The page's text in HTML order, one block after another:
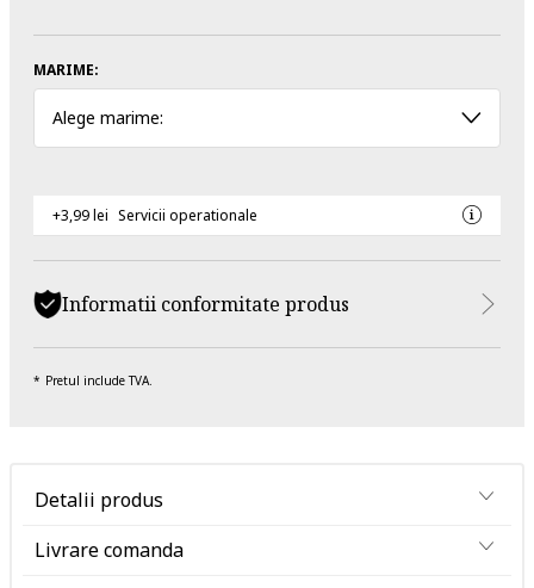
MARIME:
Alege marime:
+3,99 lei Servicii operationale
Informatii conformitate produs
Pretul include TVA.
Detalii produs
Livrare comanda